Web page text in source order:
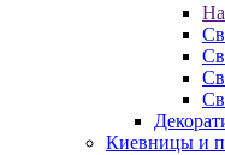
Киевницы и